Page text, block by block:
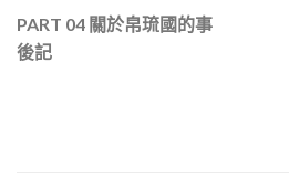
PART 04 關於帛琉國的事
後記